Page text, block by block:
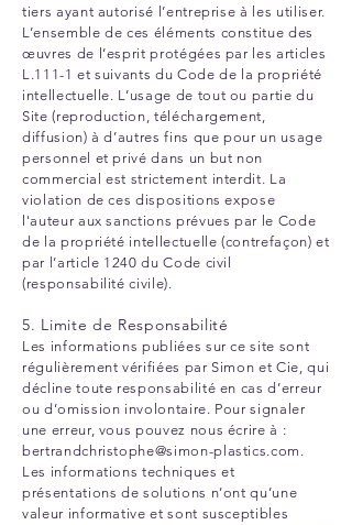
tiers ayant autorisé l’entreprise à les utiliser.
L’ensemble de ces éléments constitue des
œuvres de l’esprit protégées par les articles
L.111-1 et suivants du Code de la propriété
intellectuelle. L’usage de tout ou partie du
Site (reproduction, téléchargement,
diffusion) à d’autres fins que pour un usage
personnel et privé dans un but non
commercial est strictement interdit. La
violation de ces dispositions expose
l'auteur aux sanctions prévues par le Code
de la propriété intellectuelle (contrefaçon) et
par l’article 1240 du Code civil
(responsabilité civile).
5. Limite de Responsabilité
Les informations publiées sur ce site sont
régulièrement vérifiées par Simon et Cie, qui
décline toute responsabilité en cas d’erreur
ou d’omission involontaire. Pour signaler
une erreur, vous pouvez nous écrire à :
bertrandchristophe@simon-plastics.com .
Les informations techniques et
présentations de solutions n’ont qu’une
valeur informative et sont susceptibles